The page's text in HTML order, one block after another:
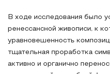
В ходе исследования было
ренессансной живописи, к
уравновешенность
тщательная проработка
активно и органично